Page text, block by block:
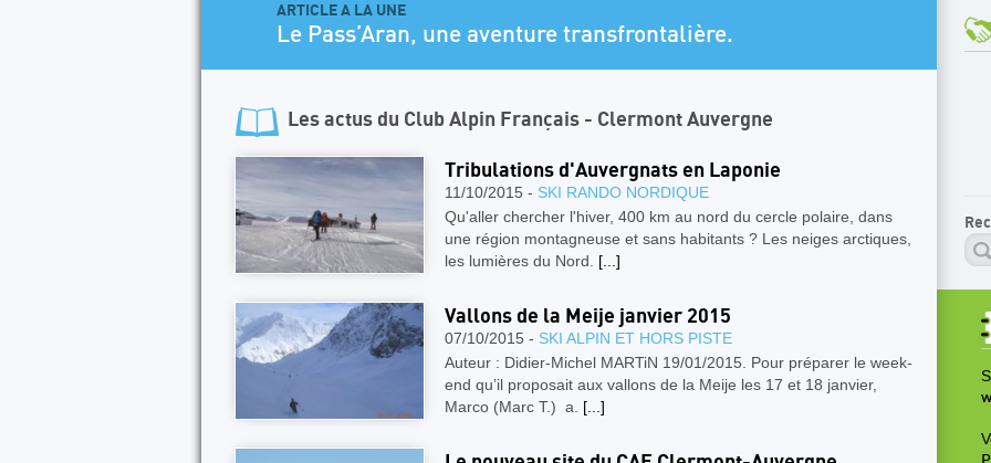
ARTICLE A LA UNE
Le Pass’Aran, une aventure transfrontalière.
Les actus du Club Alpin Français - Clermont Auvergne
Tribulations d'Auvergnats en Laponie
11/10/2015 - SKI RANDO NORDIQUE
Qu'aller chercher l'hiver, 400 km au nord du cercle polaire, dans
une région montagneuse et sans habitants ? Les neiges arctiques,
les lumières du Nord. [...]
Vallons de la Meije janvier 2015
07/10/2015 - SKI ALPIN ET HORS PISTE
Auteur : Didier-Michel MARTiN 19/01/2015. Pour préparer le week-
end qu’il proposait aux vallons de la Meije les 17 et 18 janvier,
Marco (Marc T.) a. [...]